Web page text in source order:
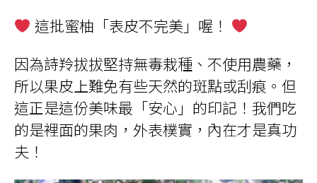
這批蜜柚「表皮不完美」喔！
因為詩羚拔拔堅持無毒栽種、不使用農藥，
所以果皮上難免有些天然的斑點或刮痕。但
這正是這份美味最「安心」的印記！我們吃
的是裡面的果肉，外表樸實，內在才是真功
夫！